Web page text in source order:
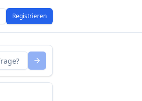
Registrieren